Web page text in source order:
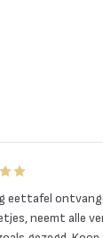
eettafel
neemt alle